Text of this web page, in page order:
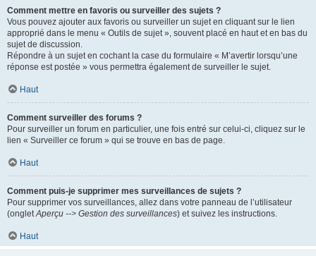
Comment mettre en favoris ou surveiller des sujets ?
Vous pouvez ajouter aux favoris ou surveiller un sujet en cliquant sur le lien
approprié dans le menu « Outils de sujet », souvent placé en haut et en bas du
sujet de discussion.
Répondre à un sujet en cochant la case du formulaire « M’avertir lorsqu’une
réponse est postée » vous permettra également de surveiller le sujet.
Haut
Comment surveiller des forums ?
Pour surveiller un forum en particulier, une fois entré sur celui-ci, cliquez sur le
lien « Surveiller ce forum » qui se trouve en bas de page.
Haut
Comment puis-je supprimer mes surveillances de sujets ?
Pour supprimer vos surveillances, allez dans votre panneau de l’utilisateur
(ongletAperçu --> Gestion des surveillances) et suivez les instructions.
Haut